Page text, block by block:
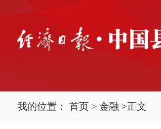
我的位置： 首页 > 金融 >正文